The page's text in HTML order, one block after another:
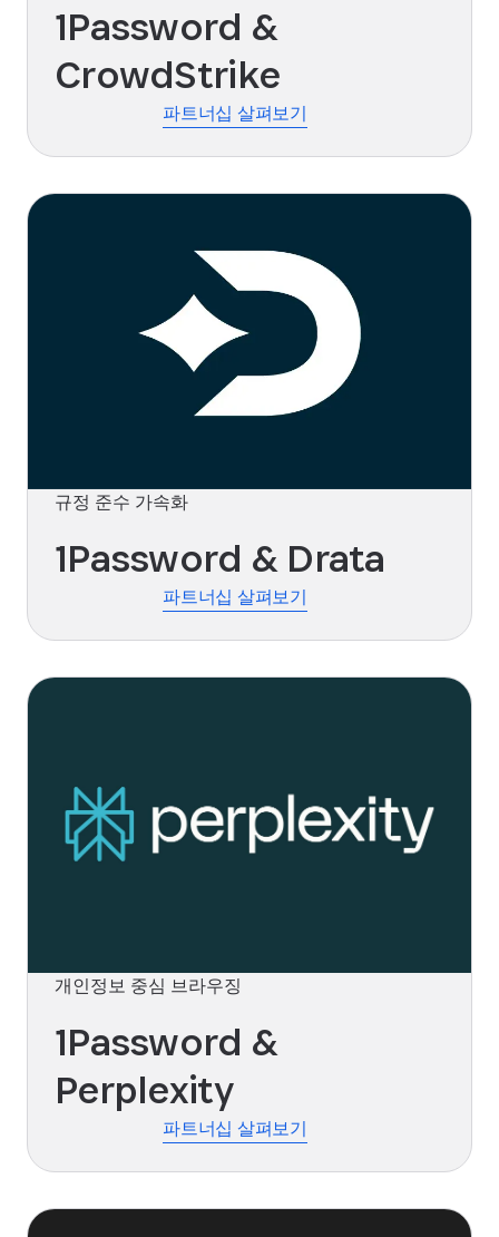
1Password &
CrowdStrike
파트너십 살펴보기
규정 준수 가속화
1Password & Drata
파트너십 살펴보기
개인정보 중심 브라우징
1Password &
Perplexity
파트너십 살펴보기